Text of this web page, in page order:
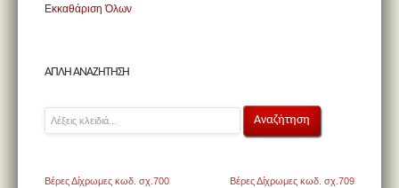
Εκκαθάριση Όλων
ΑΠΛΗ ΑΝΑΖΗΤΗΣΗ
Βέρες Δίχρωμες κωδ. σχ.709
Βέρες Δίχρωμες κωδ. σχ.700